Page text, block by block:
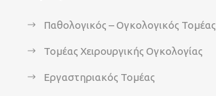
Παθολογικός – Ογκολογικός Τομέας
Τομέας Χειρουργικής Ογκολογίας
Εργαστηριακός Τομέας